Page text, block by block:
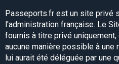
Passeports.fr est un site privé
l'administration française. Le
fournis à titre privé
aucune manière possible à
lui aurait été déléguée par une